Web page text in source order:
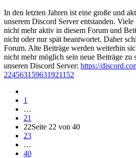
In den letzten Jahren ist eine große und
unserem Discord Server entstanden.
nicht mehr aktiv in diesem Forum und
nicht oder nur spät beantwortet. Daher
Forum. Alte Beiträge werden weiterhin
nicht mehr möglich sein neue Beiträge
unseren Discord Server: https://
224563159631921152
1
…
21
22Seite 22 von 40
23
…
40